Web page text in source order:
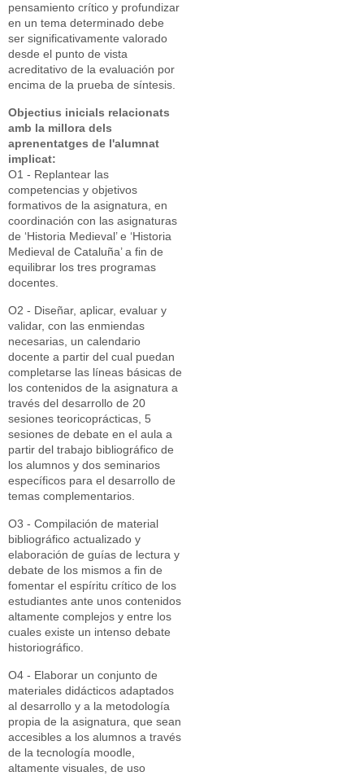
pensamiento crítico y profundizar
en un tema determinado debe
ser significativamente valorado
desde el punto de vista
acreditativo de la evaluación por
encima de la prueba de síntesis.
Objectius inicials relacionats
amb la millora dels
aprenentatges de l'alumnat
implicat:
O1 - Replantear las
competencias y objetivos
formativos de la asignatura, en
coordinación con las asignaturas
de ‘Historia Medieval’ e ‘Historia
Medieval de Cataluña’ a fin de
equilibrar los tres programas
docentes.
O2 - Diseñar, aplicar, evaluar y
validar, con las enmiendas
necesarias, un calendario
docente a partir del cual puedan
completarse las líneas básicas de
los contenidos de la asignatura a
través del desarrollo de 20
sesiones teoricoprácticas, 5
sesiones de debate en el aula a
partir del trabajo bibliográfico de
los alumnos y dos seminarios
específicos para el desarrollo de
temas complementarios.
O3 - Compilación de material
bibliográfico actualizado y
elaboración de guías de lectura y
debate de los mismos a fin de
fomentar el espíritu crítico de los
estudiantes ante unos contenidos
altamente complejos y entre los
cuales existe un intenso debate
historiográfico.
O4 - Elaborar un conjunto de
materiales didácticos adaptados
al desarrollo y a la metodología
propia de la asignatura, que sean
accesibles a los alumnos a través
de la tecnología moodle,
altamente visuales, de uso